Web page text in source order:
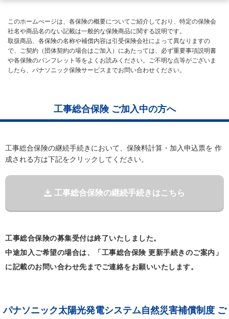
このホームぺージは、各保険の概要についてご紹介しており、特定の保険会
社名や商品名のない記載は一般的な保険商品に関する説明です。
取扱商品、各保険の名称や補償内容は引受保険会社によって異なりますの
で、ご契約（団体契約の場合はご加入）にあたっては、必ず重要事項説明書
や各保険のパンフレット等をよくお読みください。ご不明な点等がございま
したら、パナソニック保険サービスまでお問い合わせください。
工事総合保険 ご加入中の方へ
工事総合保険の継続手続きにおいて、保険料計算・加入申込票を 作
成される方は下記をクリックしてください。
工事総合保険の継続手続きはこちら
工事総合保険の募集受付は終了いたしました。
中途加入ご希望の場合は、「工事総合保険 更新手続きのご案内」
に記載のお問い合わせ先までご連絡をお願いいたします。
パナソニック太陽光発電システム自然災害補償制度 ご